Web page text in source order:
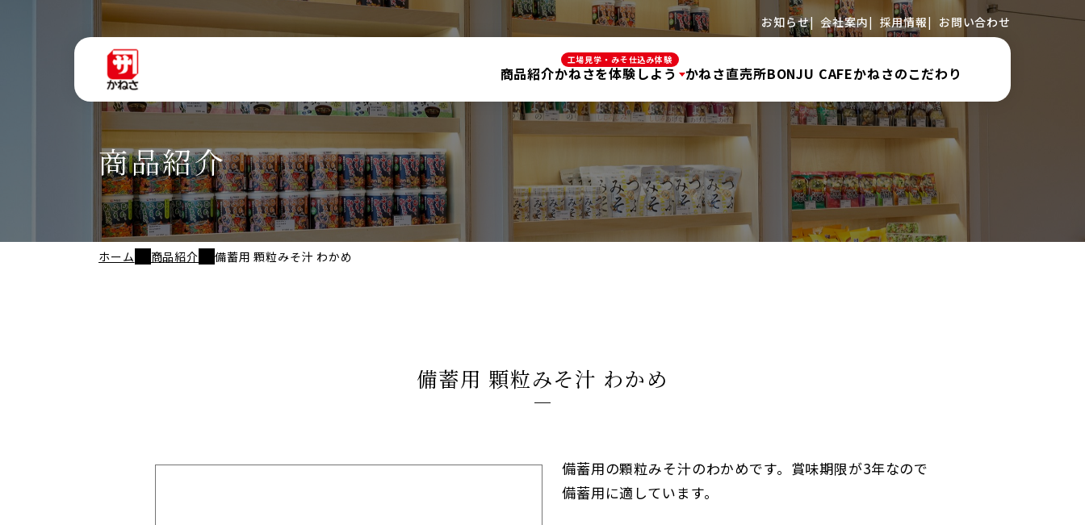
お知らせ 会社案内 採用情報 お問い合わせ
商品紹介
工場見学・みそ仕込み体験
かねさを体験しよう
かねさ顆粒みそ体験館
梵珠工場見学
かねさ直売所BONJU CAFEかねさのこだわり
商品紹介
ホーム 商品紹介 備蓄用 顆粒みそ汁 わかめ
備蓄用 顆粒みそ汁 わかめ
備蓄用の顆粒みそ汁のわかめです。賞味期限が3年なので
備蓄用に適しています。